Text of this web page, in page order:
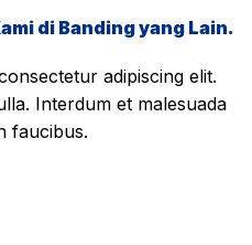
di Banding yang Lain.
adipiscing elit.
Interdum et malesuada
faucibus.